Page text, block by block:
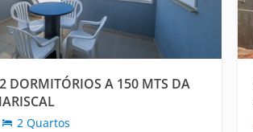
DORMITÓRIOS A 150 MTS DA
2 Quartos